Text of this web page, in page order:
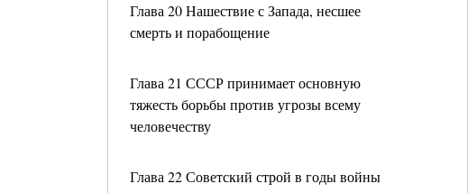
Глава 20 Нашествие с Запада, несшее
смерть и порабощение
Глава 21 СССР принимает основную
тяжесть борьбы против угрозы всему
человечеству
Глава 22 Советский строй в годы войны